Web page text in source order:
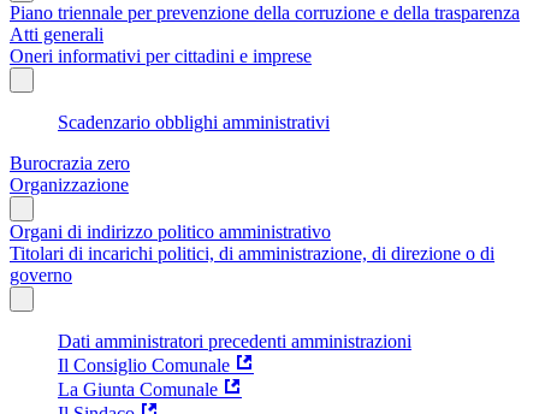
Piano triennale per prevenzione della corruzione e della trasparenza
Atti generali
Oneri informativi per cittadini e imprese
Scadenzario obblighi amministrativi
Burocrazia zero
Organizzazione
Organi di indirizzo politico amministrativo
Titolari di incarichi politici, di amministrazione, di direzione o di
governo
Dati amministratori precedenti amministrazioni
Il Consiglio Comunale
La Giunta Comunale